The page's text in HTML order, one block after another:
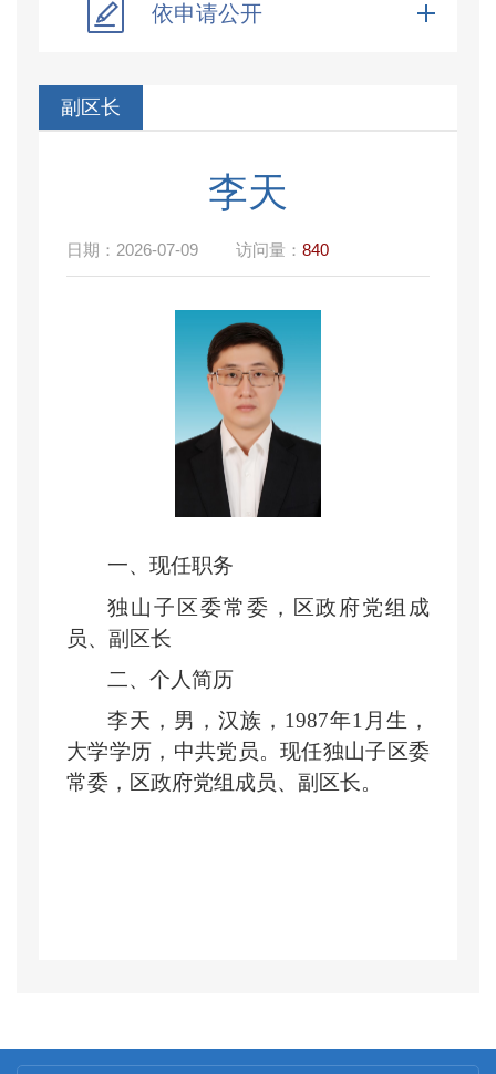
依申请公开
副区长
李天
日期： 2026-07-09 访问量： 840
一、现任职务
独山子区委常委，区政府党组成
员、副区长
二、个人简历
李天，男，汉族，1987年1月生，
大学学历，中共党员。现任独山子区委
常委，区政府党组成员、副区长。